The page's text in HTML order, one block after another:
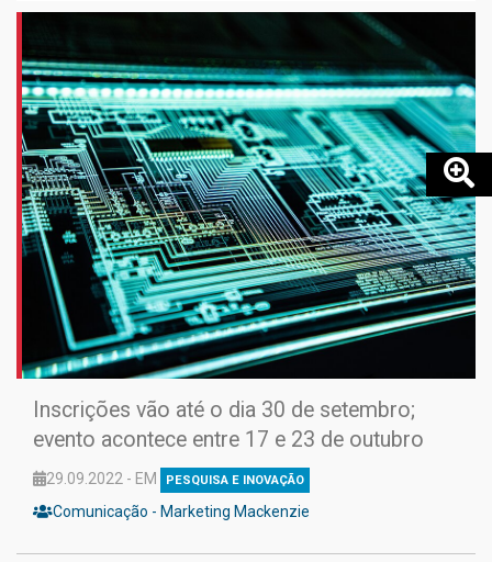
Inscrições vão até o dia 30 de setembro;
evento acontece entre 17 e 23 de outubro
29.09.2022 - EM PESQUISA E INOVAÇÃO
Comunicação - Marketing Mackenzie